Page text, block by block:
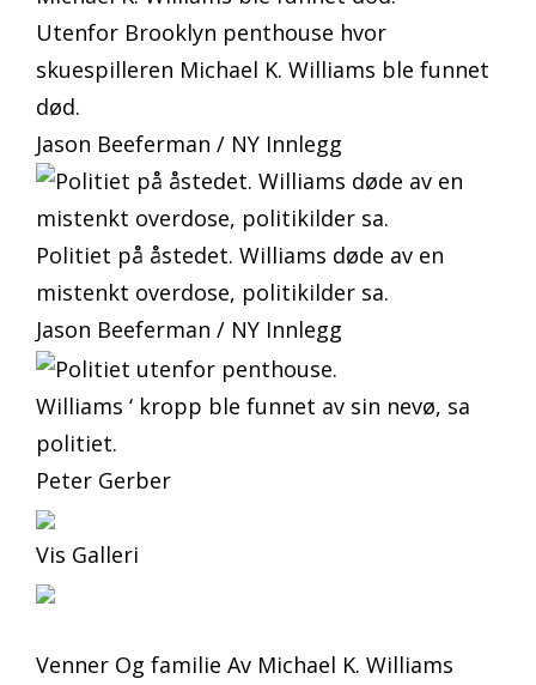
Utenfor Brooklyn penthouse hvor
skuespilleren Michael K. Williams ble funnet
død.
Jason Beeferman / NY Innlegg
Politiet på åstedet. Williams døde av en
mistenkt overdose, politikilder sa.
Jason Beeferman / NY Innlegg
Williams ‘ kropp ble funnet av sin nevø, sa
politiet.
Peter Gerber
Vis Galleri
Venner Og familie Av Michael K. Williams